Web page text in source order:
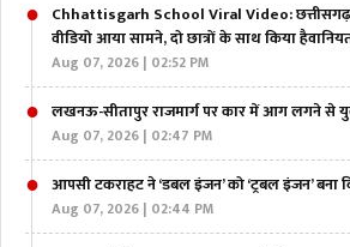
Chhattisgarh School Viral Video:
वीडियो आया सामने, दो छात्रों के साथ किया
Aug 07, 2026 | 02:52 PM
लखनऊ-सीतापुर राजमार्ग पर कार में आग लगने से
Aug 07, 2026 | 02:47 PM
आपसी टकराहट ने ‘डबल इंजन’ को ‘ट्रबल इंजन’
Aug 07, 2026 | 02:44 PM